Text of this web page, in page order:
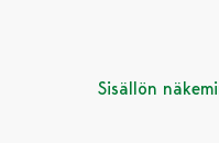
Sisällön